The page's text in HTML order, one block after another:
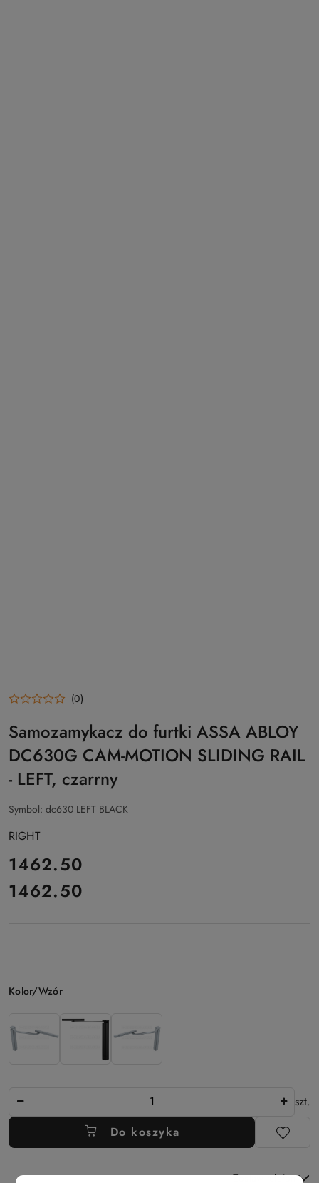
(0)
Samozamykacz do furtki ASSA ABLOY
DC630G CAM-MOTION SLIDING RAIL
- LEFT, czarrny
Symbol: dc630 LEFT BLACK
RIGHT
cena:
1462.50
Cena:
1462.50
Wariant
Kolor/Wzór
szt.
Do koszyka
Zostaw telefon